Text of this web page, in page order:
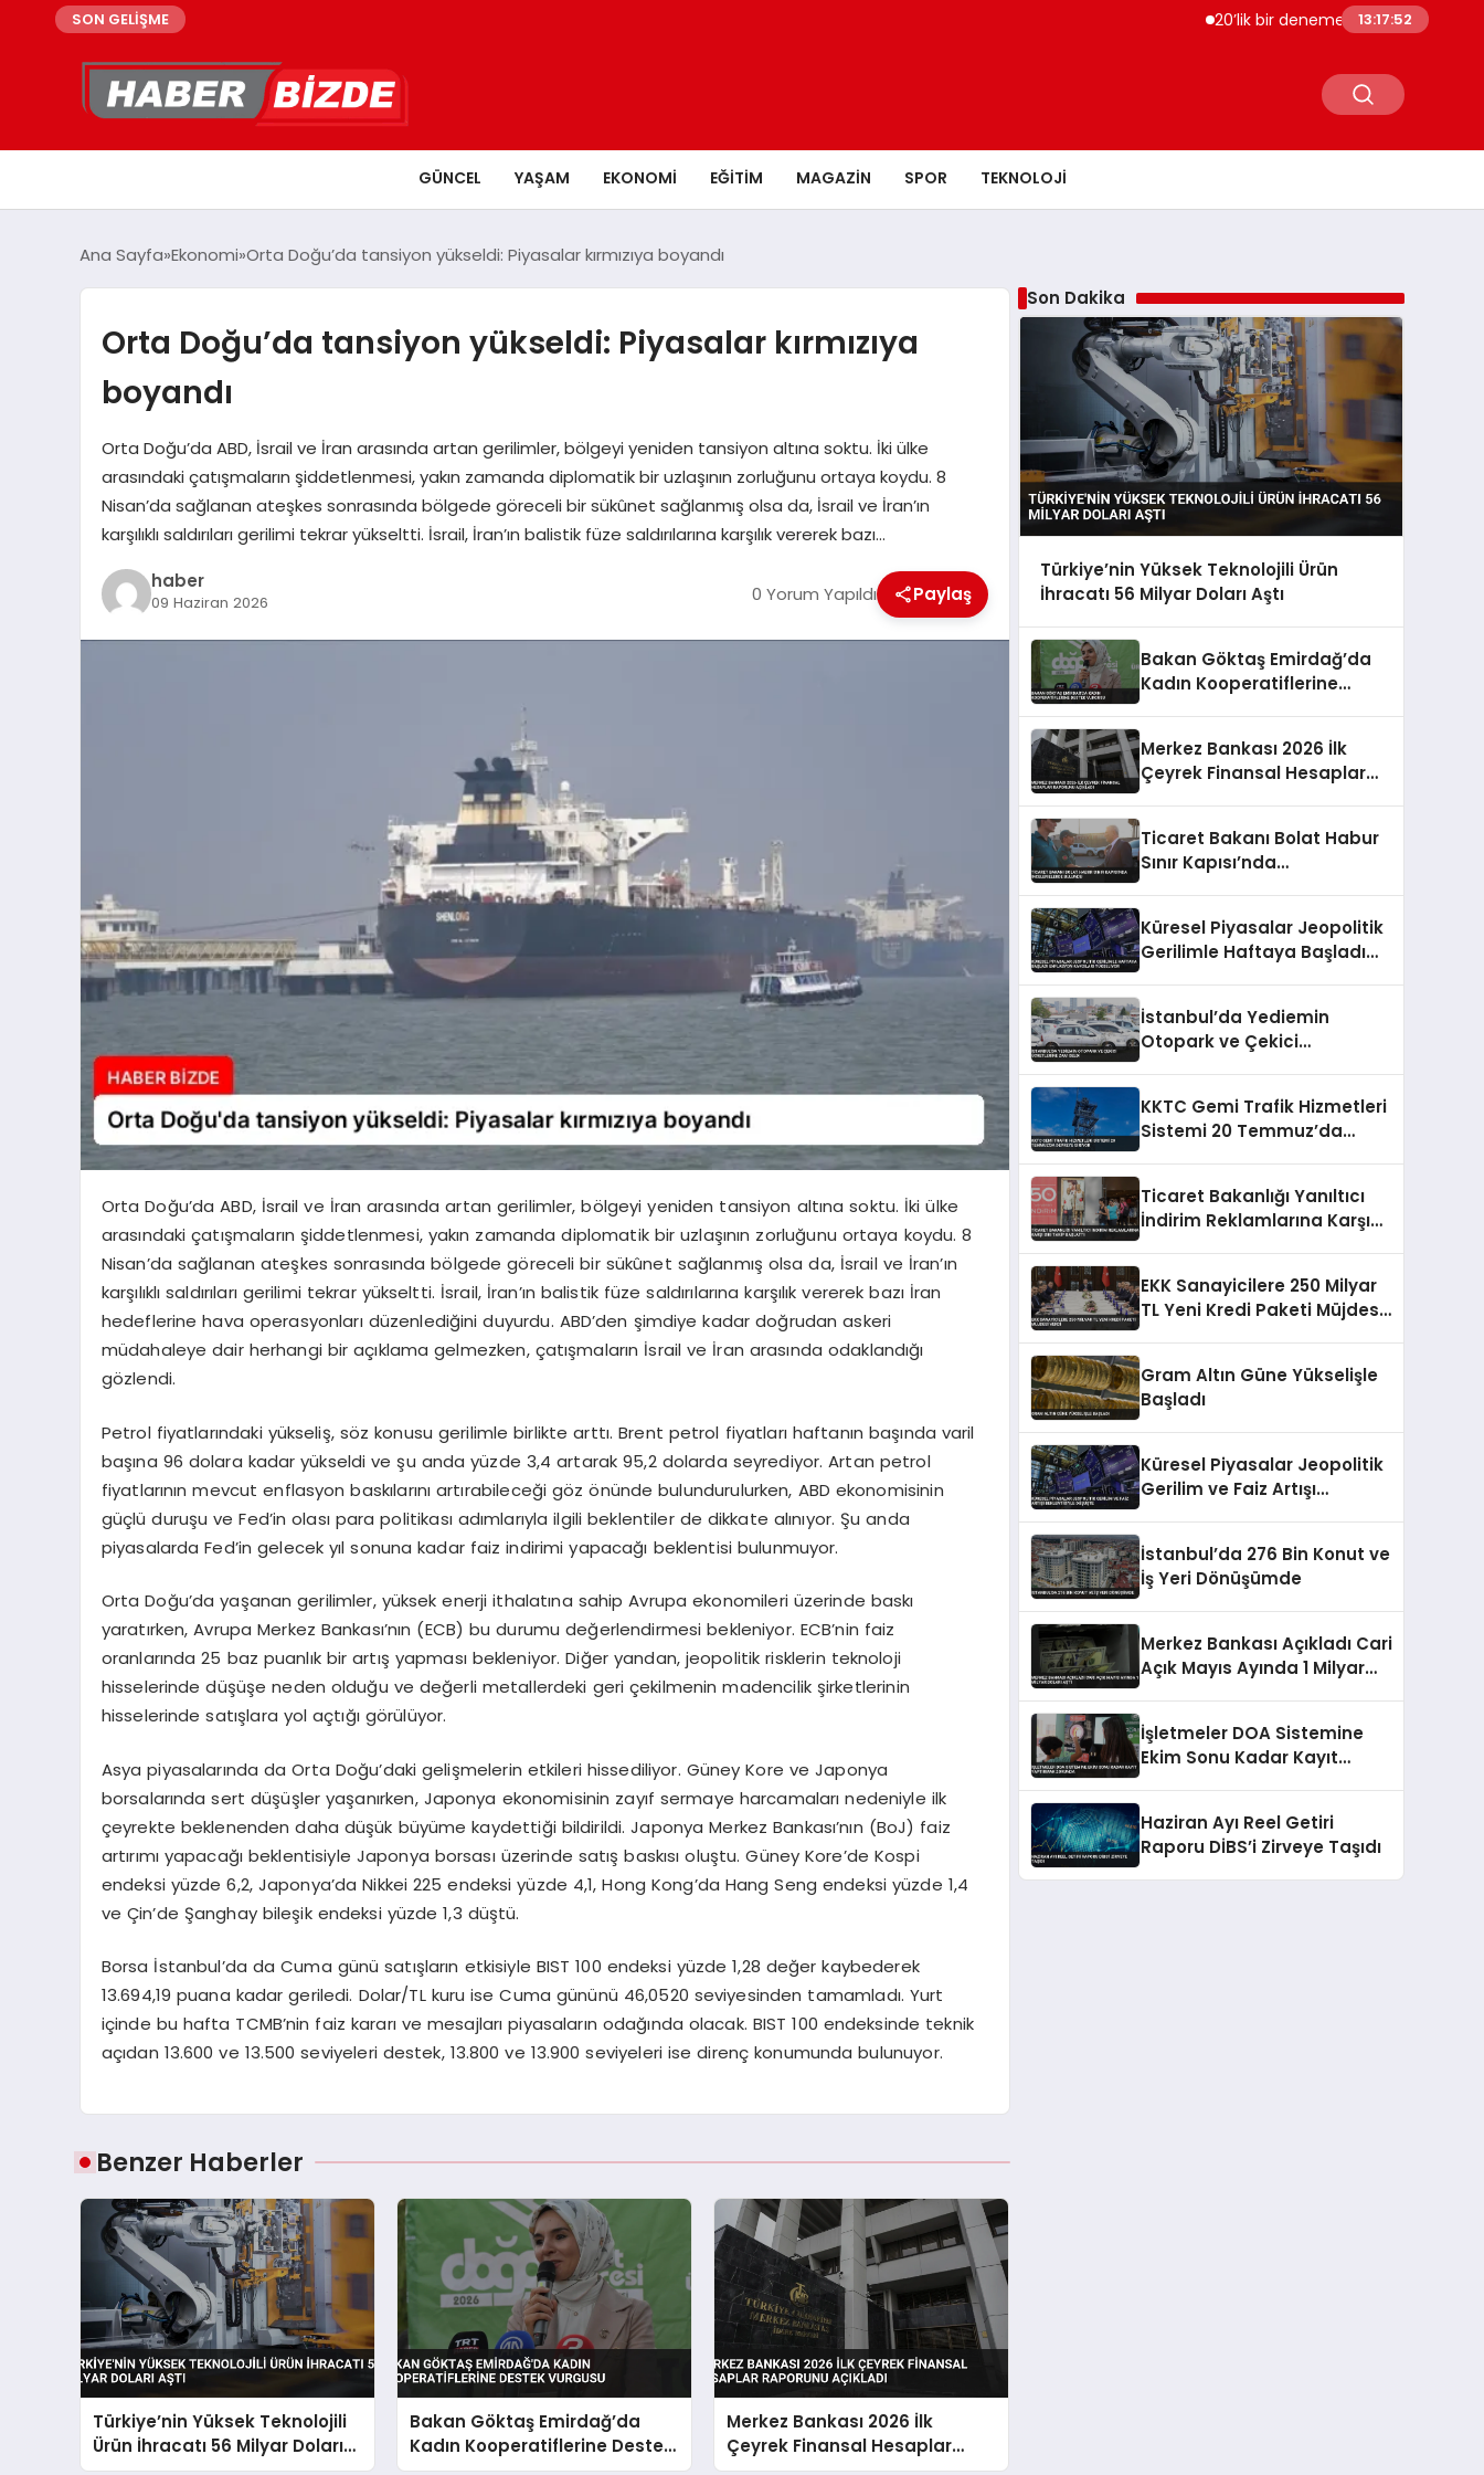
SON GELİŞME 20’lik bir deneme olsun istersen bize
13:17:53
GÜNCEL YAŞAM EKONOMI EĞITIM MAGAZIN SPOR TEKNOLOJI
Ana Sayfa Ekonomi Orta Doğu’da tansiyon yükseldi: Piyasalar kırmızıya boyandı
Orta Doğu’da tansiyon yükseldi: Piyasalar kırmızıya
boyandı
Orta Doğu’da ABD, İsrail ve İran arasında artan gerilimler, bölgeyi yeniden tansiyon altına soktu. İki ülke
arasındaki çatışmaların şiddetlenmesi, yakın zamanda diplomatik bir uzlaşının zorluğunu ortaya koydu. 8
Nisan’da sağlanan ateşkes sonrasında bölgede göreceli bir sükûnet sağlanmış olsa da, İsrail ve İran’ın
karşılıklı saldırıları gerilimi tekrar yükseltti. İsrail, İran’ın balistik füze saldırılarına karşılık vererek bazı…
haber
09 Haziran 2026 0 Yorum Yapıldı Paylaş
Orta Doğu’da ABD, İsrail ve İran arasında artan gerilimler, bölgeyi yeniden tansiyon altına soktu. İki ülke
arasındaki çatışmaların şiddetlenmesi, yakın zamanda diplomatik bir uzlaşının zorluğunu ortaya koydu. 8
Nisan’da sağlanan ateşkes sonrasında bölgede göreceli bir sükûnet sağlanmış olsa da, İsrail ve İran’ın
karşılıklı saldırıları gerilimi tekrar yükseltti. İsrail, İran’ın balistik füze saldırılarına karşılık vererek bazı İran
hedeflerine hava operasyonları düzenlediğini duyurdu. ABD’den şimdiye kadar doğrudan askeri
müdahaleye dair herhangi bir açıklama gelmezken, çatışmaların İsrail ve İran arasında odaklandığı
gözlendi.
Petrol fiyatlarındaki yükseliş, söz konusu gerilimle birlikte arttı. Brent petrol fiyatları haftanın başında varil
başına 96 dolara kadar yükseldi ve şu anda yüzde 3,4 artarak 95,2 dolarda seyrediyor. Artan petrol
fiyatlarının mevcut enflasyon baskılarını artırabileceği göz önünde bulundurulurken, ABD ekonomisinin
güçlü duruşu ve Fed’in olası para politikası adımlarıyla ilgili beklentiler de dikkate alınıyor. Şu anda
piyasalarda Fed’in gelecek yıl sonuna kadar faiz indirimi yapacağı beklentisi bulunmuyor.
Orta Doğu’da yaşanan gerilimler, yüksek enerji ithalatına sahip Avrupa ekonomileri üzerinde baskı
yaratırken, Avrupa Merkez Bankası’nın (ECB) bu durumu değerlendirmesi bekleniyor. ECB’nin faiz
oranlarında 25 baz puanlık bir artış yapması bekleniyor. Diğer yandan, jeopolitik risklerin teknoloji
hisselerinde düşüşe neden olduğu ve değerli metallerdeki geri çekilmenin madencilik şirketlerinin
hisselerinde satışlara yol açtığı görülüyor.
Asya piyasalarında da Orta Doğu’daki gelişmelerin etkileri hissediliyor. Güney Kore ve Japonya
borsalarında sert düşüşler yaşanırken, Japonya ekonomisinin zayıf sermaye harcamaları nedeniyle ilk
çeyrekte beklenenden daha düşük büyüme kaydettiği bildirildi. Japonya Merkez Bankası’nın (BoJ) faiz
artırımı yapacağı beklentisiyle Japonya borsası üzerinde satış baskısı oluştu. Güney Kore’de Kospi
endeksi yüzde 6,2, Japonya’da Nikkei 225 endeksi yüzde 4,1, Hong Kong’da Hang Seng endeksi yüzde 1,4
ve Çin’de Şanghay bileşik endeksi yüzde 1,3 düştü.
Borsa İstanbul’da da Cuma günü satışların etkisiyle BIST 100 endeksi yüzde 1,28 değer kaybederek
13.694,19 puana kadar geriledi. Dolar/TL kuru ise Cuma gününü 46,0520 seviyesinden tamamladı. Yurt
içinde bu hafta TCMB’nin faiz kararı ve mesajları piyasaların odağında olacak. BIST 100 endeksinde teknik
açıdan 13.600 ve 13.500 seviyeleri destek, 13.800 ve 13.900 seviyeleri ise direnç konumunda bulunuyor.
Benzer Haberler
Türkiye’nin Yüksek Teknolojili
Ürün İhracatı 56 Milyar Doları
Aştı
Bakan Göktaş Emirdağ’da
Kadın Kooperatiflerine Destek
Vurgusu
Merkez Bankası 2026 İlk
Çeyrek Finansal Hesaplar
Raporunu Açıkladı
Son Dakika
Türkiye’nin Yüksek Teknolojili Ürün
İhracatı 56 Milyar Doları Aştı
Bakan Göktaş Emirdağ’da
Kadın Kooperatiflerine
Merkez Bankası 2026 İlk
Çeyrek Finansal Hesaplar
Ticaret Bakanı Bolat Habur
Sınır Kapısı’nda
Küresel Piyasalar Jeopolitik
Gerilimle Haftaya Başladı
İstanbul’da Yediemin
Otopark ve Çekici
KKTC Gemi Trafik Hizmetleri
Sistemi 20 Temmuz’da
Ticaret Bakanlığı Yanıltıcı
İndirim Reklamlarına Karşı
EKK Sanayicilere 250 Milyar
TL Yeni Kredi Paketi Müjdesi
Gram Altın Güne Yükselişle
Başladı
Küresel Piyasalar Jeopolitik
Gerilim ve Faiz Artışı
İstanbul’da 276 Bin Konut ve
İş Yeri Dönüşümde
Merkez Bankası Açıkladı Cari
Açık Mayıs Ayında 1 Milyar
İşletmeler DOA Sistemine
Ekim Sonu Kadar Kayıt
Haziran Ayı Reel Getiri
Raporu DİBS’i Zirveye Taşıdı